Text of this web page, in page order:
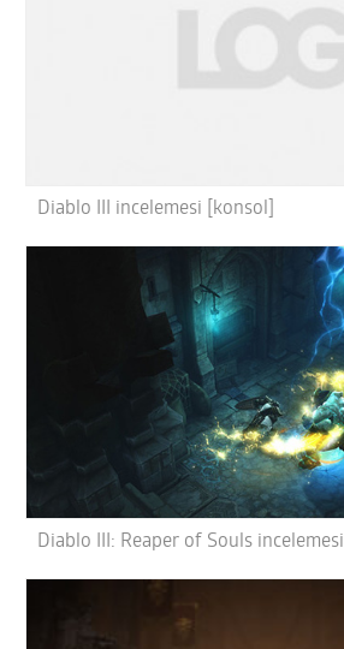
Diablo III incelemesi [konsol]
Diablo III: Reaper of Souls incelemesi